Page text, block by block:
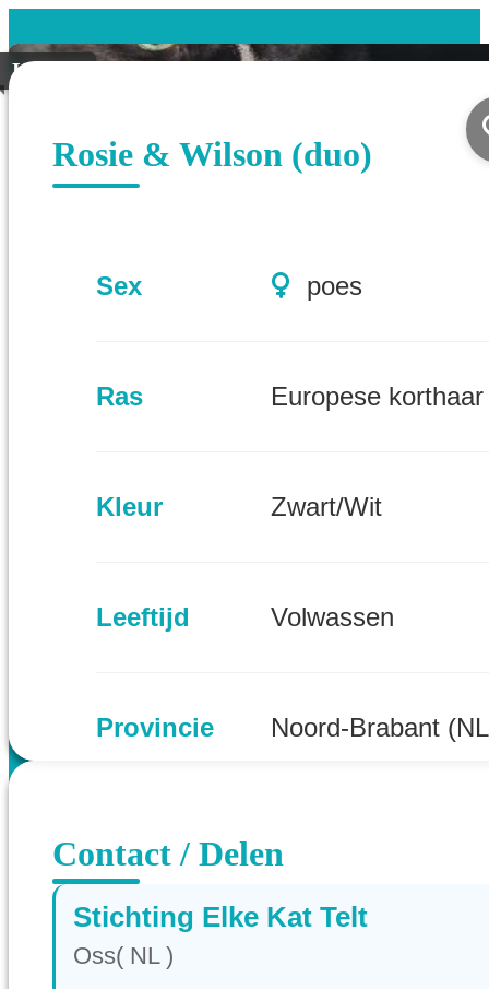
Koppel
Rosie & Wilson (duo)
Sex poes
Ras Europese korthaar
Kleur Zwart/Wit
Leeftijd Volwassen
Provincie Noord-Brabant
Contact / Delen
Stichting Elke Kat Telt
Oss( NL )